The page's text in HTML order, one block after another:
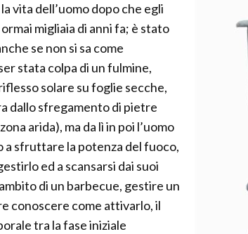
vita dell’uomo dopo che egli
migliaia di anni fa; è stato
se non si sa come
stata colpa di un fulmine,
solare su foglie secche,
dallo sfregamento di pietre
arida), ma da lì in poi l’uomo
a sfruttare la potenza del fuoco,
ed a scansarsi dai suoi
di un barbecue, gestire un
conoscere come attivarlo, il
tra la fase iniziale